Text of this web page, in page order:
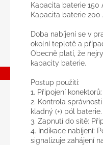
Kapacita baterie 150
Kapacita baterie
Doba nabíjení se v
okolní teplotě a
Obecně platí, že
kapacity baterie.
Postup použití:
1. Připojení
2. Kontrola
kladný (+) pól baterie.
3. Zapnutí do sítě:
4. Indikace nabíjení:
signalizuje zahájení